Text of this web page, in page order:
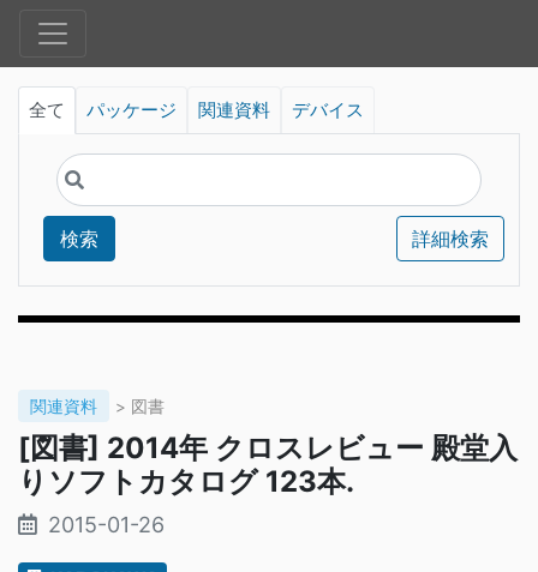
全て パッケージ 関連資料 デバイス
検索 詳細検索
関連資料 > 図書
[図書] 2014年 クロスレビュー 殿堂入
りソフトカタログ 123本.
2015-01-26